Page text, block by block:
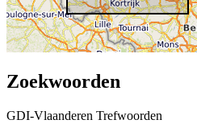
Zoekwoorden
GDI-Vlaanderen Trefwoorden